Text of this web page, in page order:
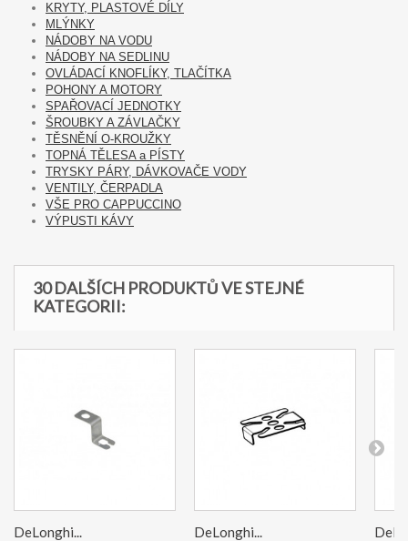
KRYTY, PLASTOVÉ DÍLY
MLÝNKY
NÁDOBY NA VODU
NÁDOBY NA SEDLINU
OVLÁDACÍ KNOFLÍKY, TLAČÍTKA
POHONY A MOTORY
SPAŘOVACÍ JEDNOTKY
ŠROUBKY A ZÁVLAČKY
TĚSNĚNÍ O-KROUŽKY
TOPNÁ TĚLESA a PÍSTY
TRYSKY PÁRY, DÁVKOVAČE VODY
VENTILY, ČERPADLA
VŠE PRO CAPPUCCINO
VÝPUSTI KÁVY
30 DALŠÍCH PRODUKTŮ VE STEJNÉ
KATEGORII:
DeLonghi... DeLonghi...